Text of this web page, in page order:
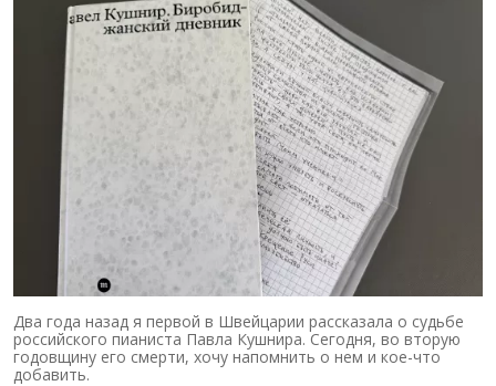
Два года назад я первой в Швейцарии рассказала о судьбе
российского пианиста Павла Кушнира. Сегодня, во вторую
годовщину его смерти, хочу напомнить о нем и кое-что
добавить.